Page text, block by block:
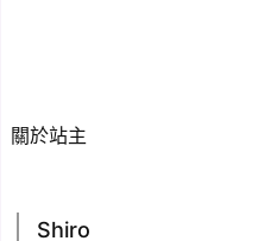
關於站主
Shiro